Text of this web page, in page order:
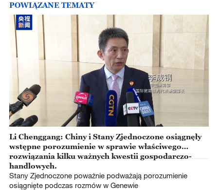
POWIĄZANE TEMATY
Li Chenggang: Chiny i Stany Zjednoczone osiągnęły
wstępne porozumienie w sprawie właściwego
rozwiązania kilku ważnych kwestii gospodarczo-
handlowych.
Stany Zjednoczone poważnie podważają porozumienie
osiągnięte podczas rozmów w Genewie